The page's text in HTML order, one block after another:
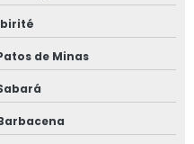
de Minas